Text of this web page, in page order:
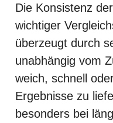
Die Konsistenz
wichtiger
überzeugt durch
unabhängig vom
weich, schnell
Ergebnisse zu
besonders bei